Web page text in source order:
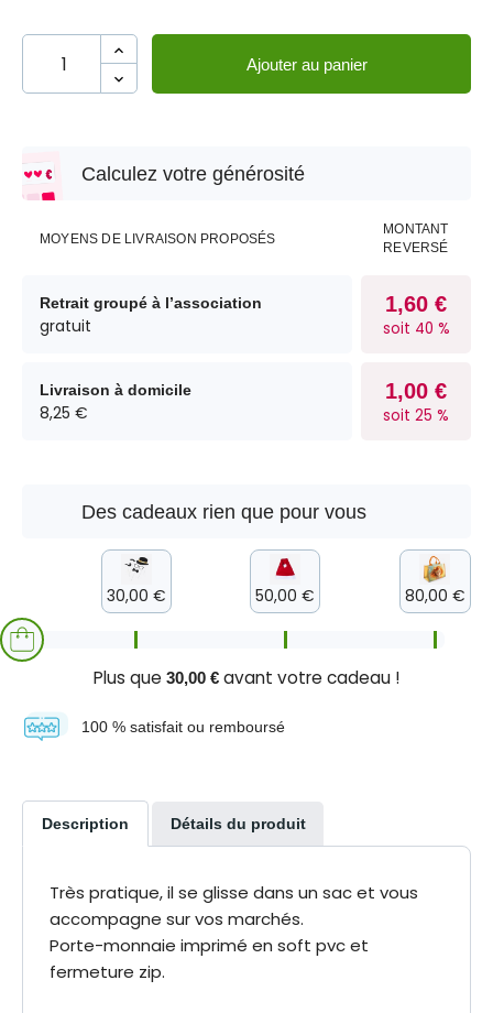
Ajouter au panier
Calculez votre générosité
MOYENS DE LIVRAISON PROPOSÉS
MONTANT
REVERSÉ
Retrait groupé à l’association
gratuit
1,60 €
soit 40 %
Livraison à domicile
8,25 €
1,00 €
soit 25 %
Des cadeaux rien que pour vous
30,00 € 50,00 € 80,00 €
Plus que 30,00 € avant votre cadeau !
100 % satisfait ou remboursé
Description Détails du produit
Très pratique, il se glisse dans un sac et vous
accompagne sur vos marchés.
Porte-monnaie imprimé en soft pvc et
fermeture zip.